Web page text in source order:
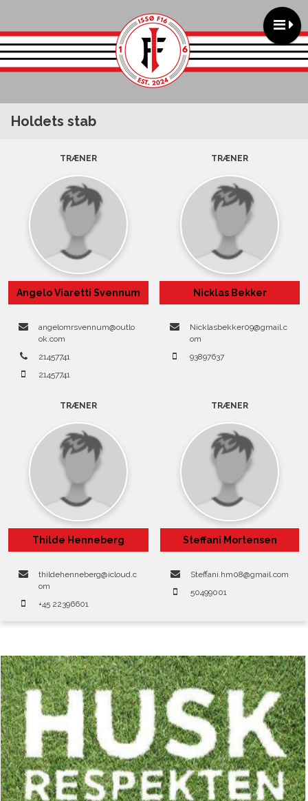
Holdets stab
TRÆNER
Angelo Viaretti Svennum
angelomrsvennum@outlo
ok.com
21457741
21457741
TRÆNER
Nicklas Bekker
Nicklasbekker09@gmail.c
om
93897637
TRÆNER
Thilde Henneberg
thildehenneberg@icloud.c
om
+45 22396601
TRÆNER
Steffani Mortensen
Steffani.hm08@gmail.com
50499001